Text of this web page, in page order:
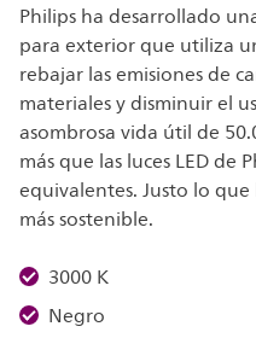
Philips ha desarrollado
para exterior que utiliza
rebajar las emisiones de
materiales y disminuir el
asombrosa vida útil de
más que las luces LED de
equivalentes. Justo lo
más sostenible.
3000 K
Negro